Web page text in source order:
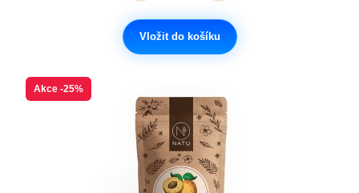
Vložit do košíku
Akce -25%